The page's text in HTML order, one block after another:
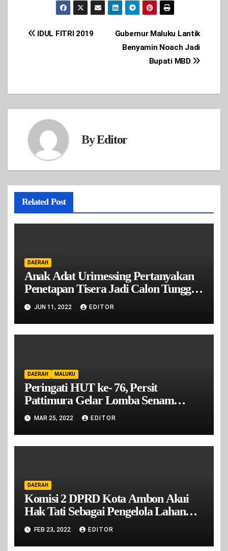
Post
Gubernur Maluku Lantik
Benyamin Noach Jadi
Bupati MBD
IDUL FITRI 2019
ByEditor
Related Post
DAERAH
Anak Adat Urimessing Pertanyakan
Penetapan Tisera Jadi Calon Tunggal
Raja Urimesing Oleh DPRD Kota
Ambon
JUN 11, 2022 EDITOR
DAERAH MALUKU
Peringati HUT ke- 76, Persit
Pattimura Gelar Lomba Senam
Kreasi
MAR 25, 2022 EDITOR
DAERAH
Komisi 2 DPRD Kota Ambon Akui
Hak Tati Sebagai Pengelola Lahan
Lapak Cakbor Mardika
FEB 23, 2022 EDITOR